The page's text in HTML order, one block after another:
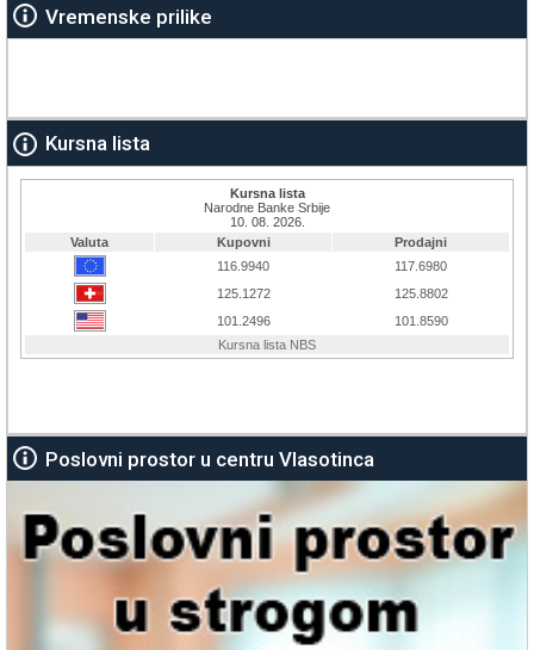
Vremenske prilike
Kursna lista
Poslovni prostor u centru Vlasotinca